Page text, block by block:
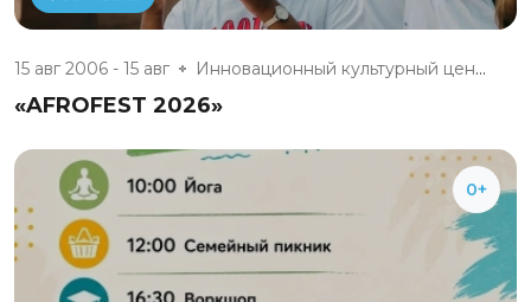
15 авг 2006 - 15 авг Инновационный культурный центр
«AFROFEST 2026»
0+